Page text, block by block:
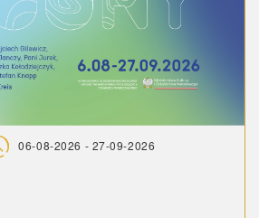
06-08-2026 - 27-09-2026